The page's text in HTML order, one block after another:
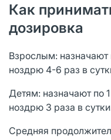
Как
дозировка
Взрослым:
ноздрю 4-6 раз в
Детям: назначают по
ноздрю 3 раза в
Средняя